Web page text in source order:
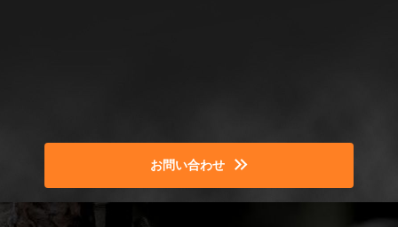
お問い合わせ